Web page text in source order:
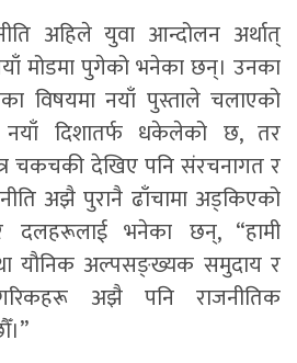
अहिले युवा आन्दोलन अर्थात्
मोडमा पुगेको भनेका छन्। उनका
विषयमा नयाँ पुस्ताले चलाएको
नयाँ दिशातर्फ धकेलेको छ, तर
चकचकी देखिए पनि संरचनागत र
अझै पुरानै ढाँचामा अड्किएको
भनेका छन्, “हामी
यौनिक अल्पसङ्ख्यक समुदाय र
अझै पनि राजनीतिक